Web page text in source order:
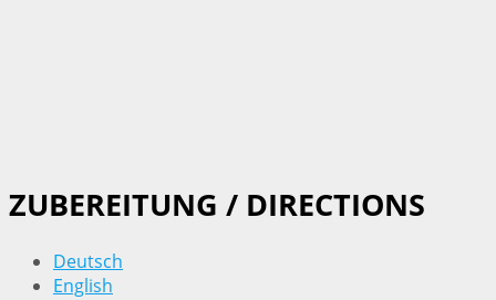
ZUBEREITUNG / DIRECTIONS
Deutsch
English